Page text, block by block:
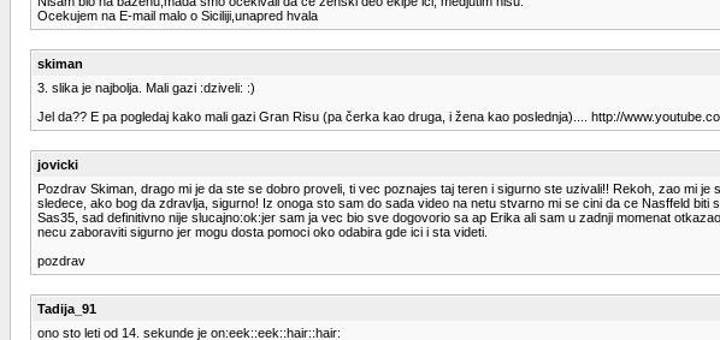
Ocekujem na E-mail malo o Siciliji,unapred hvala
skiman
3. slika je najbolja. Mali gazi :dziveli: :)
Jel da?? E pa pogledaj kako mali gazi Gran Risu (pa čerka kao druga, i žena kao poslednja).... http://
jovicki
Pozdrav Skiman, drago mi je da ste se dobro proveli, ti vec poznajes taj teren i sigurno ste uzivali!! Rekoh, zao mi
sledece, ako bog da zdravlja, sigurno! Iz onoga sto sam do sada video na netu stvarno mi se cini da ce Nasffeld biti
Sas35, sad definitivno nije slucajno:ok:jer sam ja vec bio sve dogovorio sa ap Erika ali sam u zadnji momenat
necu zaboraviti sigurno jer mogu dosta pomoci oko odabira gde ici i sta videti.
pozdrav
Tadija_91
ono sto leti od 14. sekunde je on:eek::eek::hair::hair: